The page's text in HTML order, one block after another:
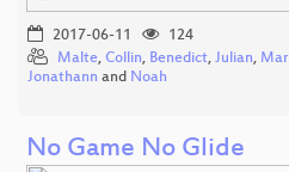
2017-06-11
124
Malte, Collin, Benedict, Julian,
Jonathann and Noah
No Game No Glide